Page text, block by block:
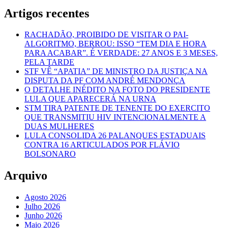
Artigos recentes
RACHADÃO, PROIBIDO DE VISITAR O PAI-
ALGORITMO, BERROU: ISSO “TEM DIA E HORA
PARA ACABAR”. É VERDADE: 27 ANOS E 3 MESES,
PELA TARDE
STF VÊ “APATIA” DE MINISTRO DA JUSTIÇA NA
DISPUTA DA PF COM ANDRÉ MENDONÇA
O DETALHE INÉDITO NA FOTO DO PRESIDENTE
LULA QUE APARECERÁ NA URNA
STM TIRA PATENTE DE TENENTE DO EXERCITO
QUE TRANSMITIU HIV INTENCIONALMENTE A
DUAS MULHERES
LULA CONSOLIDA 26 PALANQUES ESTADUAIS
CONTRA 16 ARTICULADOS POR FLÁVIO
BOLSONARO
Arquivo
Agosto 2026
Julho 2026
Junho 2026
Maio 2026